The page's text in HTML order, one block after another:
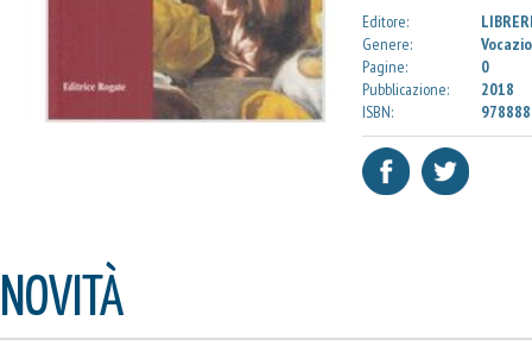
Editore:
Genere:
Pagine:
0
Pubblicazione:
2018
ISBN:
NOVITÀ